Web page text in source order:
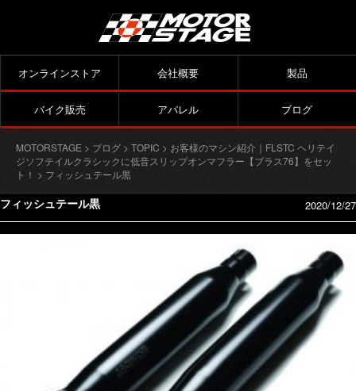
オンラインストア 会社概要 製品
バイク販売 アパレル ブログ
MOTORSTAGE > ブログ > TOPIC > お客様のマシン紹介｜FLSTC ヘリテイ
ジソフテイルクラシックに低音スリップオンマフラー【ブラス76】をセッ
ト！ > フィッシュテール黒
フィッシュテール黒 2020/12/27